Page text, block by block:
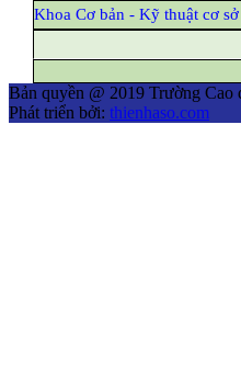
Khoa Cơ bản - Kỹ thuật cơ sở
Bản quyền @ 2019 Trường
Phát triển bởi: thienhaso.com